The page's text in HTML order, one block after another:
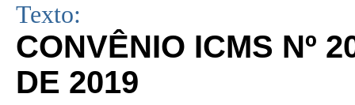
Texto:
CONVÊNIO ICMS Nº
DE 2019